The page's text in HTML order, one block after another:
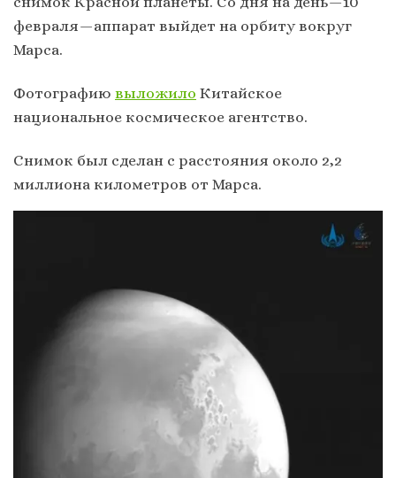
февраля — аппарат выйдет на орбиту вокруг
Марса.
Фотографию выложило Китайское
национальное космическое агентство.
Снимок был сделан с расстояния около 2,2
миллиона километров от Марса.